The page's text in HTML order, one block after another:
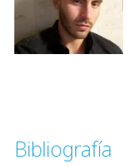
Bibliografía